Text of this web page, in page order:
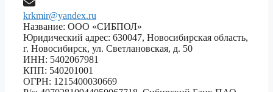
krkmir@yandex.ru
Название: ООО «СИБПОЛ»
Юридический адрес: 630047, Новосибирская область,
г. Новосибирск, ул. Светлановская, д. 50
ИНН: 5402067981
КПП: 540201001
ОГРН: 1215400030669